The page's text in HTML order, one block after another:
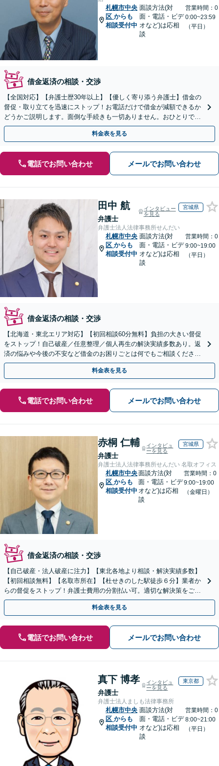
札幌市中央
区 からも
相談受付中
面談方法(対
面・電話・ビデ
オなど)は応相
談
営業時間：0
0:00~23:59
（平日）
借金返済の相談・交渉
【全国対応】【弁護士歴30年以上】【優しく寄り添う弁護士】借金の
督促・取り立てを迅速にストップ！お電話だけで借金が減額できるか
どうかご説明します。面倒な手続きも一切ありません。おひとりで悩
まず、お気軽にご相談ください。【電話相談可】
料金表を見る
電話でお問い合わせ メールでお問い合わせ
田中 航
弁護士
インタビュー
を見る
宮城県
弁護士法人法律事務所せんだい
札幌市中央
区 からも
相談受付中
面談方法(対
面・電話・ビデ
オなど)は応相
談
営業時間：0
9:00~19:00
（平日）
借金返済の相談・交渉
【北海道・東北エリア対応】【初回相談60分無料】負担の大きい督促
をストップ！自己破産／任意整理／個人再生の解決実績多数あり。返
済の悩みや今後の不安など借金のお困りごとは何でもご相談くださ
い。依頼者さまにとって最善の解決をご提案【土曜も営業】
料金表を見る
電話でお問い合わせ メールでお問い合わせ
赤桐 仁輔
弁護士
インタビュ
ーを見る
宮城県
弁護士法人法律事務所せんだい 名取オフィス
札幌市中央
区 からも
相談受付中
面談方法(対
面・電話・ビデ
オなど)は応相
談
営業時間：0
9:00~19:00
（金曜日）
借金返済の相談・交渉
【自己破産・法人破産に注力】【東北各地より相談・解決実績多数】
【初回相談無料】【名取市所在】【杜せきのした駅徒歩６分】業者か
らの督促をストップ！弁護士費用の分割払い可。適切な解決策をご提
案します【土曜相談可】【駐車場完備】【完全個室】
料金表を見る
電話でお問い合わせ メールでお問い合わせ
真下 博孝
弁護士
インタビュ
ーを見る
東京都
弁護士法人ましも法律事務所
札幌市中央
区 からも
相談受付中
面談方法(対
面・電話・ビデ
オなど)は応相
談
営業時間：0
8:00~21:00
（平日）